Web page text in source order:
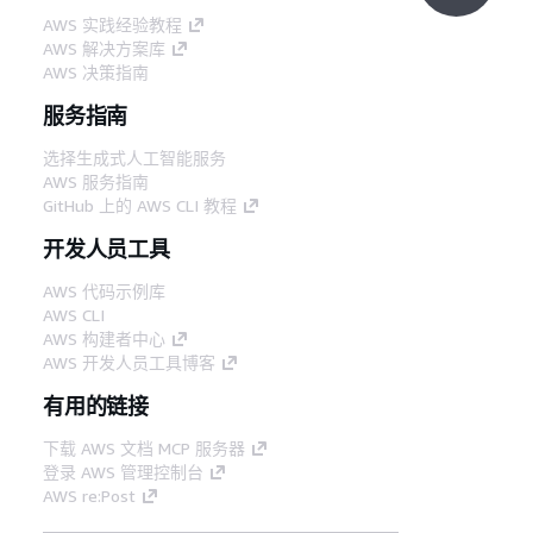
AWS 实践经验教程
AWS 解决方案库
AWS 决策指南
服务指南
选择生成式人工智能服务
AWS 服务指南
GitHub 上的 AWS CLI 教程
开发人员工具
AWS 代码示例库
AWS CLI
AWS 构建者中心
AWS 开发人员工具博客
有用的链接
下载 AWS 文档 MCP 服务器
登录 AWS 管理控制台
AWS re:Post